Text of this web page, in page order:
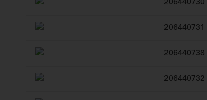
206440730
206440731
206440738
206440732